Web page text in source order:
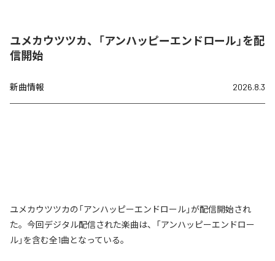
ユメカウツツカ、「アンハッピーエンドロール」を配
信開始
新曲情報 2026.8.3
ユメカウツツカの「アンハッピーエンドロール」が配信開始され
た。今回デジタル配信された楽曲は、「アンハッピーエンドロー
ル」を含む全1曲となっている。